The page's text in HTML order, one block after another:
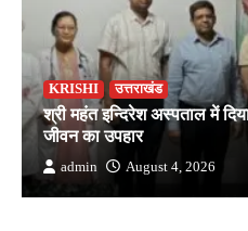
KRISHI उत्तराखंड
श्री महंत इन्दिरेश अस्पताल में
जीवन का उपहार
admin August 4, 2026